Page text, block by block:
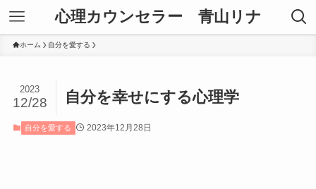
心理カウンセラー 青山リナ
ホーム 自分を愛する
自分を幸せにする心理学
2023
12/28
自分を愛する 2023年12月28日